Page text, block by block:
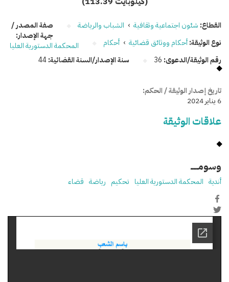
القطاع: شئون اجتماعية وثقافية › الشباب والرياضة
نوع الوثيقة:أحكام ووثائق قضائية › أحكام
رقم الوثيقة/الدعوى: 36 سنة الإصدار/السنة القضائية:44
صفة المصدر /
جهة الإصدار:
المحكمة الدستورية العليا
تاريخ إصدار الوثيقة / الحكم:
6 يناير 2024
علاقات الوثيقة
وسومـــــ
أندية المحكمة الدستورية العليا تحكيم رياضة قضاء